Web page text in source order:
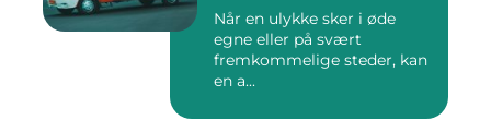
Når en ulykke sker i øde
egne eller på svært
fremkommelige steder, kan
en a...